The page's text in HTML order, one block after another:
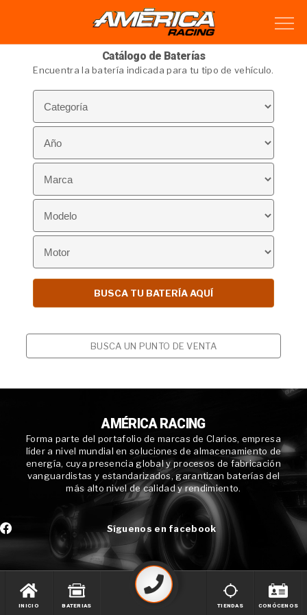
Catálogo de Baterías
Encuentra la batería indicada para tu tipo de vehículo.
BUSCA UN PUNTO DE VENTA
AMÉRICA RACING
Forma parte del portafolio de marcas de Clarios, empresa
líder a nivel mundial en soluciones de almacenamiento de
energía, cuya presencia global y procesos de fabricación
vanguardistas y estandarizados, garantizan baterías del
más alto nivel de calidad y rendimiento.
Síguenos en facebook
INICIO BATERIAS TIENDAS CONÓCENOS